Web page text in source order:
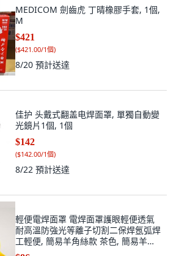
MEDICOM 劍齒虎 丁晴橡膠手套, 1個,
M
$421
($421.00/1個)
8/20 預計送達
佳护 头戴式翻盖电焊面罩, 單獨自動變
光鏡片1個, 1個
$142
($142.00/1個)
8/22 預計送達
輕便電焊面罩 電焊面罩護眼輕便透氣
耐高溫防強光等離子切割二保焊氬弧焊
工輕便, 簡易羊角絲款 茶色, 簡易羊角
絲款, 茶色